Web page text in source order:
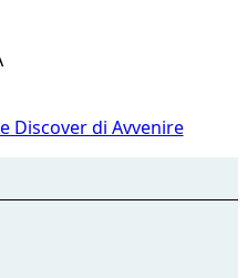
Discover di Avvenire